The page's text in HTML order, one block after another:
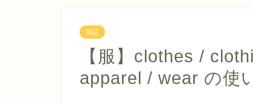
英語
【服】clothes /
apparel / wear の使